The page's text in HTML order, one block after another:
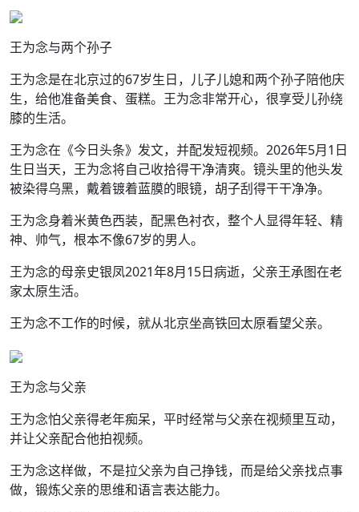
王为念与两个孙子
王为念是在北京过的67岁生日，儿子儿媳和两个孙子陪他庆
生，给他准备美食、蛋糕。王为念非常开心，很享受儿孙绕
膝的生活。
王为念在《今日头条》发文，并配发短视频。2026年5月1日
生日当天，王为念将自己收拾得干净清爽。镜头里的他头发
被染得乌黑，戴着镀着蓝膜的眼镜，胡子刮得干干净净。
王为念身着米黄色西装，配黑色衬衣，整个人显得年轻、精
神、帅气，根本不像67岁的男人。
王为念的母亲史银凤2021年8月15日病逝，父亲王承图在老
家太原生活。
王为念不工作的时候，就从北京坐高铁回太原看望父亲。
王为念与父亲
王为念怕父亲得老年痴呆，平时经常与父亲在视频里互动，
并让父亲配合他拍视频。
王为念这样做，不是拉父亲为自己挣钱，而是给父亲找点事
做，锻炼父亲的思维和语言表达能力。